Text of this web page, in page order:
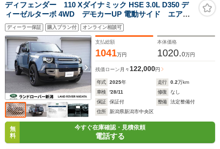
ディフェンダー 110 Xダイナミック HSE 3.0L D350 デ
ィーゼルターボ 4WD デモカーUP 電動サイド エアサ
ス 3ゾーンクライメート ClearSightインテリアミラ
ー コールドクライメートパック Frシート(H&C) Rシ
ート(ヒーター付き)
ディーラー保証 購入プラン付 オンライン相談可
支払総額
1041万円
本体価格
1020.0万円
残価ローン 月々122,000円
年式 2025年 走行 0.2万km
車検
'28/11 修復
なし
保証
保証付 整備
法定整備付
住所
新潟県新潟市中央区
無
料
今すぐ在庫確認・見積依頼
電話する